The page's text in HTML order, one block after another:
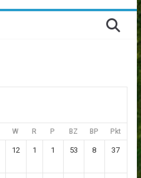
W R P BZ BP Pkt
12 1 1 53 8 37